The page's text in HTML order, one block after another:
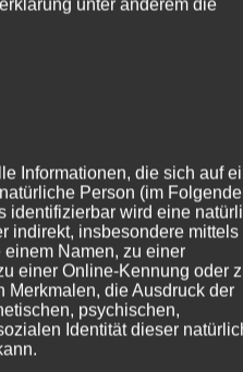
unter anderem die
Informationen, die sich auf
Person (im
identifizierbar wird eine
indirekt, insbesondere mittels
Namen, zu einer
einer Online-Kennung oder
Merkmalen, die Ausdruck der
psychischen,
Identität dieser